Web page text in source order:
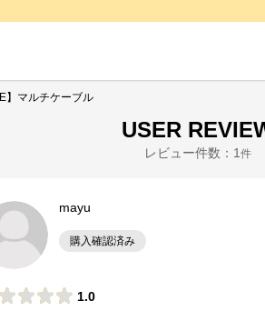
】マルチケーブル
USER
レビュー件数： 1 件
mayu
購入確認済み
1.0